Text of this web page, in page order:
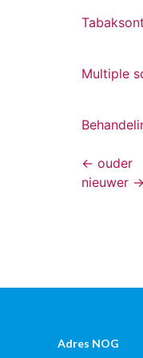
Multiple
← ouder
nieuwer →
Adres NOG